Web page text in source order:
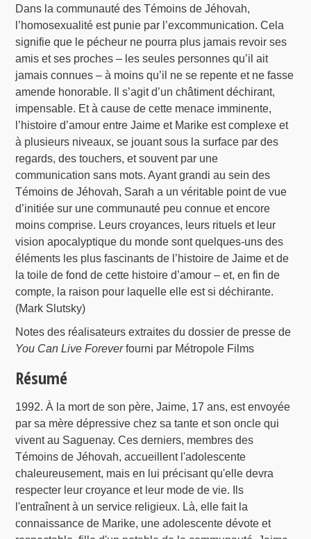
Dans la communauté des Témoins de Jéhovah,
l’homosexualité est punie par l’excommunication. Cela
signifie que le pécheur ne pourra plus jamais revoir ses
amis et ses proches – les seules personnes qu’il ait
jamais connues – à moins qu’il ne se repente et ne fasse
amende honorable. Il s’agit d’un châtiment déchirant,
impensable. Et à cause de cette menace imminente,
l’histoire d’amour entre Jaime et Marike est complexe et
à plusieurs niveaux, se jouant sous la surface par des
regards, des touchers, et souvent par une
communication sans mots. Ayant grandi au sein des
Témoins de Jéhovah, Sarah a un véritable point de vue
d’initiée sur une communauté peu connue et encore
moins comprise. Leurs croyances, leurs rituels et leur
vision apocalyptique du monde sont quelques-uns des
éléments les plus fascinants de l’histoire de Jaime et de
la toile de fond de cette histoire d’amour – et, en fin de
compte, la raison pour laquelle elle est si déchirante.
(Mark Slutsky)
Notes des réalisateurs extraites du dossier de presse de
You Can Live Foreverfourni par Métropole Films
Résumé
1992. À la mort de son père, Jaime, 17 ans, est envoyée
par sa mère dépressive chez sa tante et son oncle qui
vivent au Saguenay. Ces derniers, membres des
Témoins de Jéhovah, accueillent l'adolescente
chaleureusement, mais en lui précisant qu'elle devra
respecter leur croyance et leur mode de vie. Ils
l'entraînent à un service religieux. Là, elle fait la
connaissance de Marike, une adolescente dévote et